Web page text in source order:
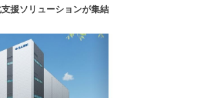
援ソリューションが集結